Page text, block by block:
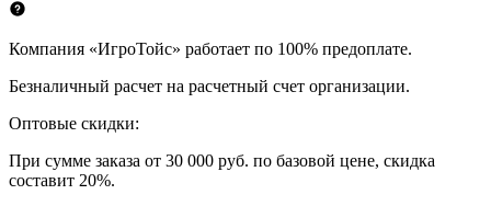
Компания «ИгроТойс» работает по 100% предоплате.
Безналичный расчет на расчетный счет организации.
Оптовые скидки:
При сумме заказа от 30 000 руб. по базовой цене, скидка
составит 20%.